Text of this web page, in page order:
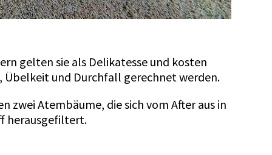
gelten sie als Delikatesse und kosten
Übelkeit und Durchfall gerechnet werden.
zwei Atembäume, die sich vom After aus in
herausgefiltert.